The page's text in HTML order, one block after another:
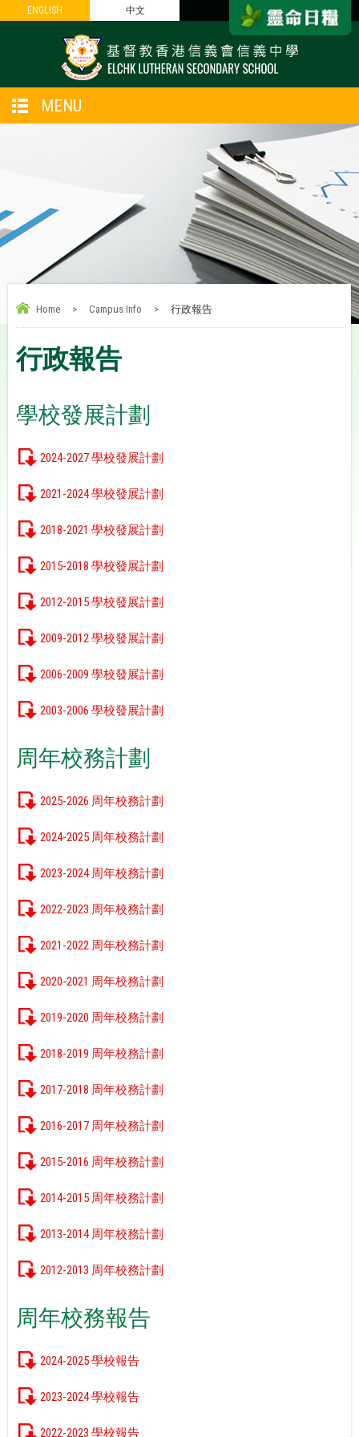
ENGLISH 中文
ENGLISH 中文
MENU
Home > Campus Info > 行政報告
行政報告
學校發展計劃
2024-2027 學校發展計劃
2021-2024 學校發展計劃
2018-2021 學校發展計劃
2015-2018 學校發展計劃
2012-2015 學校發展計劃
2009-2012 學校發展計劃
2006-2009 學校發展計劃
2003-2006 學校發展計劃
周年校務計劃
2025-2026 周年校務計劃
2024-2025 周年校務計劃
2023-2024 周年校務計劃
2022-2023 周年校務計劃
2021-2022 周年校務計劃
2020-2021 周年校務計劃
2019-2020 周年校務計劃
2018-2019 周年校務計劃
2017-2018 周年校務計劃
2016-2017 周年校務計劃
2015-2016 周年校務計劃
2014-2015 周年校務計劃
2013-2014 周年校務計劃
2012-2013 周年校務計劃
周年校務報告
2024-2025 學校報告
2023-2024 學校報告
2022-2023 學校報告